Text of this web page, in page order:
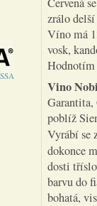
zrálo
Víno má
vosk,
Hodnotím
Vino
poblíž
Vyrábí se
dokonce
dosti
barvu do
bohatá,